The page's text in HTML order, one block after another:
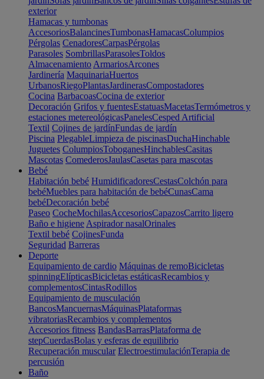
exterior
Hamacas y tumbonas
AccesoriosBalancinesTumbonasHamacasColumpios
Pérgolas CenadoresCarpasPérgolas
Parasoles SombrillasParasolesToldos
Almacenamiento ArmariosArcones
Jardinería MaquinariaHuertos
UrbanosRiegoPlantasJardinerasCompostadores
Cocina BarbacoasCocina de exterior
Decoración Grifos y fuentesEstatuasMacetasTermómetros y
estaciones metereológicasPanelesCesped Artificial
Textil Cojines de jardínFundas de jardín
Piscina PlegableLimpieza de piscinasDuchaHinchable
Juguetes ColumpiosToboganesHinchablesCasitas
Mascotas ComederosJaulasCasetas para mascotas
Bebé
Habitación bebé HumidificadoresCestasColchón para
bebéMuebles para habitación de bebéCunasCama
bebéDecoración bebé
Paseo CocheMochilasAccesoriosCapazosCarrito ligero
Baño e higiene Aspirador nasalOrinales
Textil bebé CojinesFunda
Seguridad Barreras
Deporte
Equipamiento de cardio Máquinas de remoBicicletas
spinningElípticasBicicletas estáticasRecambios y
complementosCintasRodillos
Equipamiento de musculación
BancosMancuernasMáquinasPlataformas
vibratoriasRecambios y complementos
Accesorios fitness BandasBarrasPlataforma de
stepCuerdasBolas y esferas de equilibrio
Recuperación muscular ElectroestimulaciónTerapia de
percusión
Baño